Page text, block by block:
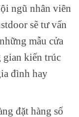
ngũ nhân viên
sẽ tư vấn
mẫu cửa
gian kiến trúc
đình hay
đặt hàng số